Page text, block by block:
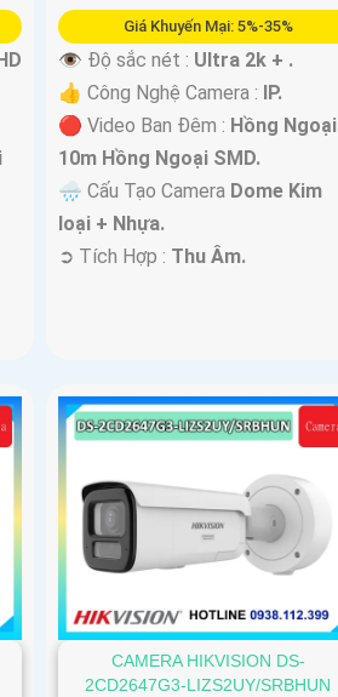
Giá Khuyến Mại: 5%-35%
👁 Độ sắc nét : Ultra 2k + .
👍 Công Nghệ Camera : IP.
🔴 Video Ban Đêm : Hồng Ngoại
10m Hồng Ngoại SMD.
🌧️ Cấu Tạo Camera Dome Kim
loại + Nhựa.
️➲ Tích Hợp : Thu Âm.
CAMERA HIKVISION DS-
2CD2647G3-LIZS2UY/SRBHUN